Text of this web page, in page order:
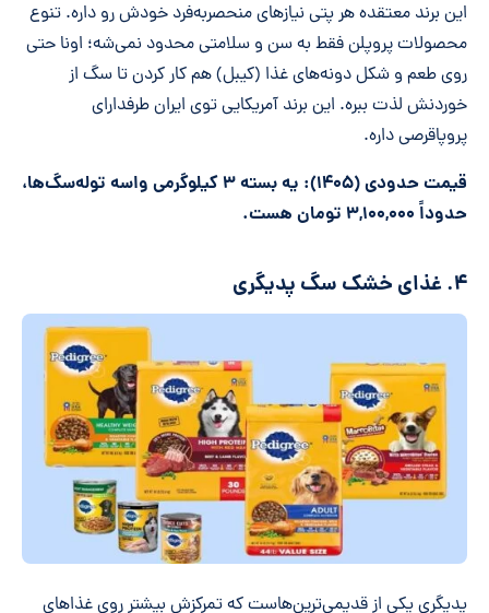
این برند معتقده هر پتی نیازهای منحصر‌به‌فرد خودش رو داره. تنوع
محصولات پروپلن فقط به سن و سلامتی محدود نمی‌شه؛ اونا حتی
روی طعم و شکل دونه‌های غذا (کیبل) هم کار کردن تا سگ از
خوردنش لذت ببره. این برند آمریکایی توی ایران طرفدارای
پروپاقرصی داره.
قیمت حدودی (۱۴۰۵): یه بسته ۳ کیلوگرمی واسه توله‌سگ‌ها،
حدوداً ۳,۱۰۰,۰۰۰ تومان هست.
۴. غذای خشک سگ پدیگری
پدیگری یکی از قدیمی‌ترین‌هاست که تمرکزش بیشتر روی غذاهای